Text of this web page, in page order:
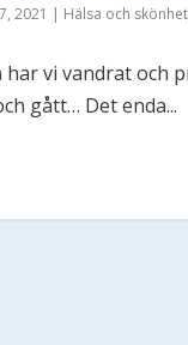
2021 | Hälsa och skönhet
har vi vandrat och
gått… Det enda...